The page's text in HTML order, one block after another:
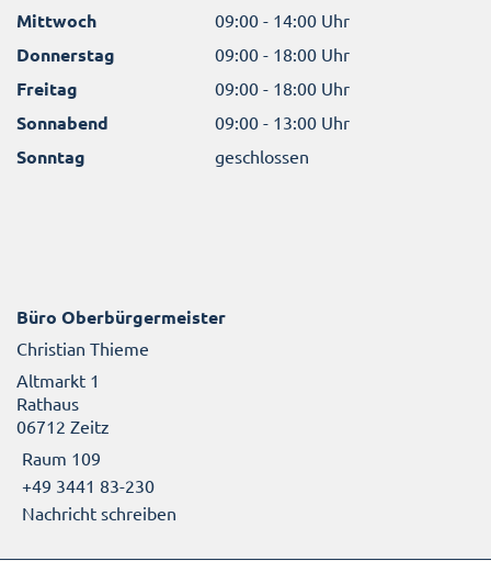
Mittwoch 09:00 - 14:00 Uhr
Donnerstag 09:00 - 18:00 Uhr
Freitag 09:00 - 18:00 Uhr
Sonnabend 09:00 - 13:00 Uhr
Sonntag geschlossen
Büro Oberbürgermeister
Christian Thieme
Altmarkt 1
Rathaus
06712 Zeitz
Raum 109
+49 3441 83-230
Nachricht schreiben